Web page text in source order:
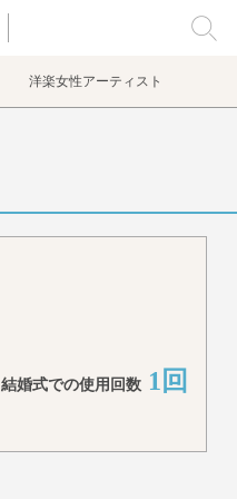
洋楽女性アーティスト
結婚式での使用回数 1回